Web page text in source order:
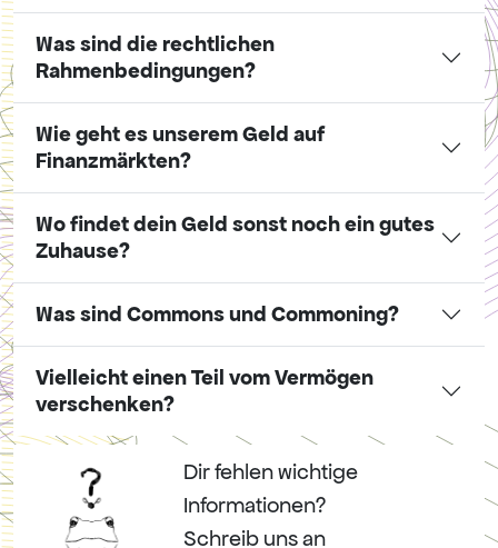
Was sind die rechtlichen
Rahmenbedingungen?
Wie geht es unserem Geld auf
Finanzmärkten?
Wo findet dein Geld sonst noch ein gutes
Zuhause?
Was sind Commons und Commoning?
Vielleicht einen Teil vom Vermögen
verschenken?
Dir fehlen wichtige
Informationen?
Schreib uns an